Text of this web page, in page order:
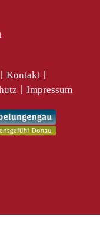
Kontakt
Impressum